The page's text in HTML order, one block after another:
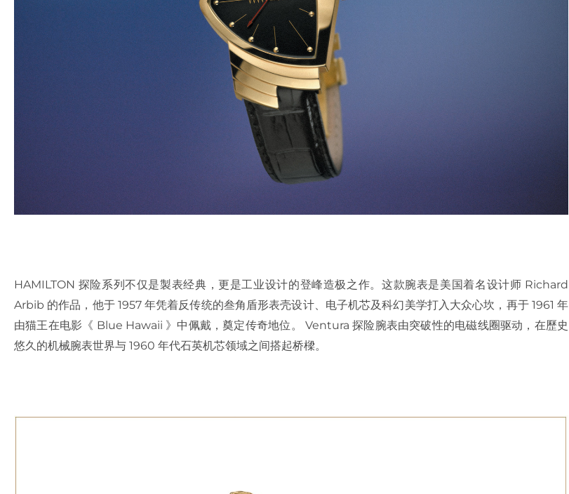
HAMILTON 探险系列不仅是製表经典，更是工业设计的登峰造极之作。这款腕表是美国着名设计师 Richard
Arbib 的作品，他于 1957 年凭着反传统的叁角盾形表壳设计、电子机芯及科幻美学打入大众心坎，再于 1961 年
由猫王在电影《 Blue Hawaii 》中佩戴，奠定传奇地位。 Ventura 探险腕表由突破性的电磁线圈驱动，在歷史
悠久的机械腕表世界与 1960 年代石英机芯领域之间搭起桥樑。